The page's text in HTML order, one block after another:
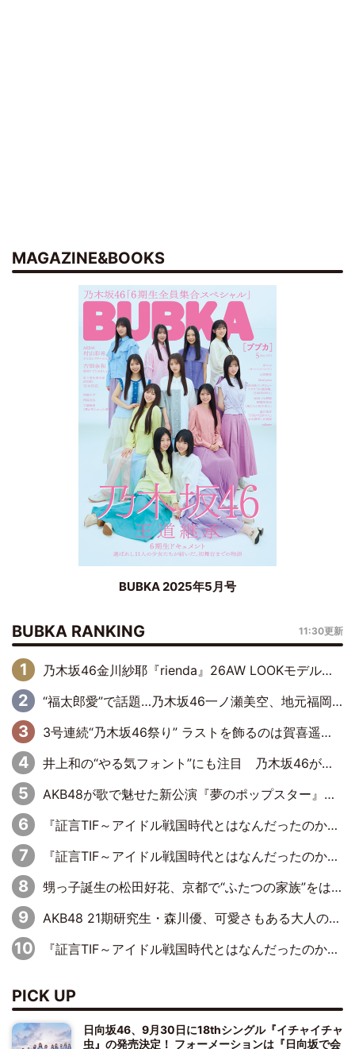
MAGAZINE&BOOKS
BUBKA 2025年5月号
BUBKA RANKING 11:30更新
乃木坂46金川紗耶『rienda』26AW LOOKモデルに就任
“福太郎愛”で話題…乃木坂46一ノ瀬美空、地元福岡『めんべい25周年トップサポーター』に就任
3号連続“乃木坂46祭り” ラストを飾るのは賀喜遥香…5年ぶりの登場に「5年分大人になった私を見ていただけたら」
井上和の“やる気フォント”にも注目 乃木坂46が挑んだ書道パフォーマンスの舞台裏
AKB48が歌で魅せた新公演『夢のポップスター』 初日から全身全霊のステージ
『証言TIF～アイドル戦国時代とはなんだったのか～』第6回：でんぱ組.inc・古川未鈴×相沢梨紗「『ハロプロやりたかったな』って言ったら、夢眠ねむさんに『てめえはでんぱ組．incなんだよ！』って肩パンされて(笑)」
『証言TIF～アイドル戦国時代とはなんだったのか～』第11回：私立恵比寿中学・真山りか×安本彩花「TIFで10年ぶりのキョンシーメイクをしたら、場を完全に引かせてしまって。時代が変わったんだなって」
甥っ子誕生の松田好花、京都で“ふたつの家族”をはしご！ “母”黒谷友香に見送られ、“父”松岡昌宏とはハシゴ酒
AKB48 21期研究生・森川優、可愛さもある大人の女性に
『証言TIF～アイドル戦国時代とはなんだったのか～』第10回：さくら学院・武藤彩未×飯田らうら「正直、中3で辞めるというのを信じてなくて。そう言われてはいたけど、嘘でしょって」
PICK UP
日向坂46、9月30日に18thシングル『イチャイチャ
虫』の発売決定！ フォーメーションは『日向坂で会